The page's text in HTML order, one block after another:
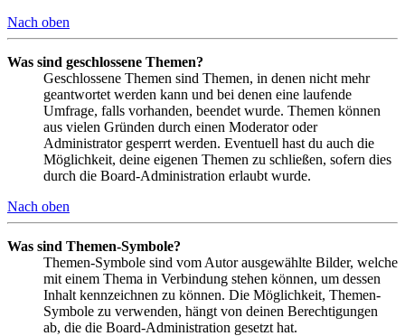
Nach oben
Was sind geschlossene Themen?
Geschlossene Themen sind Themen, in denen nicht mehr
geantwortet werden kann und bei denen eine laufende
Umfrage, falls vorhanden, beendet wurde. Themen können
aus vielen Gründen durch einen Moderator oder
Administrator gesperrt werden. Eventuell hast du auch die
Möglichkeit, deine eigenen Themen zu schließen, sofern dies
durch die Board-Administration erlaubt wurde.
Nach oben
Was sind Themen-Symbole?
Themen-Symbole sind vom Autor ausgewählte Bilder, welche
mit einem Thema in Verbindung stehen können, um dessen
Inhalt kennzeichnen zu können. Die Möglichkeit, Themen-
Symbole zu verwenden, hängt von deinen Berechtigungen
ab, die die Board-Administration gesetzt hat.